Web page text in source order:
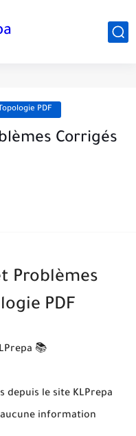
PDF
Corrigés
Problèmes
PDF
📚
depuis le site KLPrepa
information